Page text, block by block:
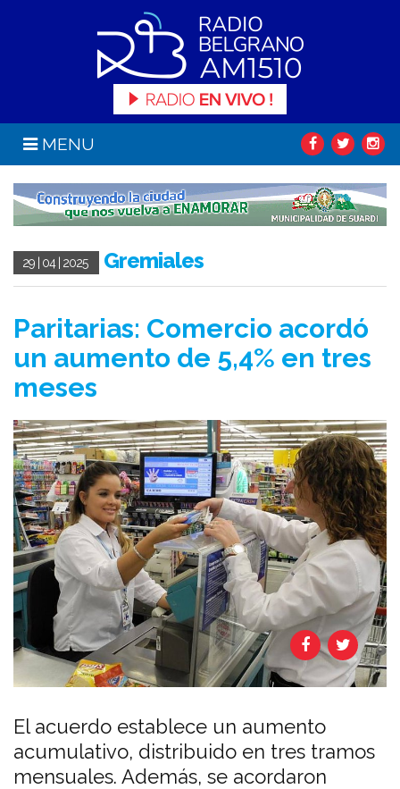
MENU
29 | 04 | 2025 Gremiales
Paritarias: Comercio acordó
un aumento de 5,4% en tres
meses
El acuerdo establece un aumento
acumulativo, distribuido en tres tramos
mensuales. Además, se acordaron